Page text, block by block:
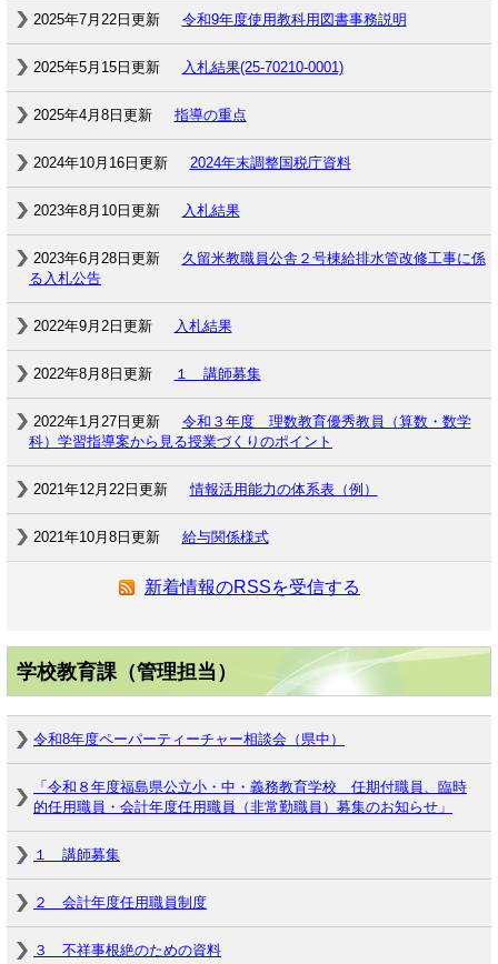
2025年7月22日更新 令和9年度使用教科用図書事務説明
2025年5月15日更新 入札結果(25-70210-0001)
2025年4月8日更新 指導の重点
2024年10月16日更新 2024年末調整国税庁資料
2023年8月10日更新 入札結果
2023年6月28日更新
久留米教職員公舎２号棟給排水管改修工事に係
る入札公告
2022年9月2日更新 入札結果
2022年8月8日更新 １ 講師募集
2022年1月27日更新
令和３年度 理数教育優秀教員（算数・数学
科）学習指導案から見る授業づくりのポイント
2021年12月22日更新 情報活用能力の体系表（例）
2021年10月8日更新 給与関係様式
新着情報のRSSを受信する
学校教育課（管理担当）
令和8年度ペーパーティーチャー相談会（県中）
「令和８年度福島県公立小・中・義務教育学校 任期付職員、臨時
的任用職員・会計年度任用職員（非常勤職員）募集のお知らせ」
１ 講師募集
２ 会計年度任用職員制度
３ 不祥事根絶のための資料